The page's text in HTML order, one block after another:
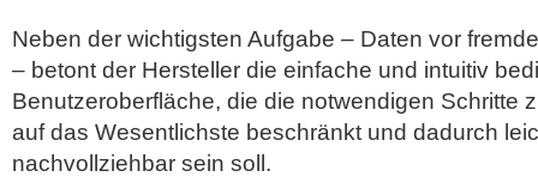
Neben der wichtigsten Aufgabe – Daten vor
– betont der Hersteller die einfache und intuitiv
Benutzeroberfläche, die die notwendigen Schritte
auf das Wesentlichste beschränkt und dadurch
nachvollziehbar sein soll.